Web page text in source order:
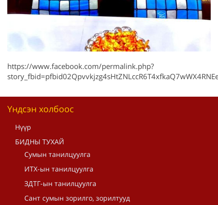
https://www.facebook.com/permalink.php?
Үндсэн холбоос
Нүүр
БИДНЫ ТУХАЙ
Сумын танилцуулга
ИТХ-ын танилцуулга
ЗДТГ-ын танилцуулга
Сант сумын зорилго, зорилтууд